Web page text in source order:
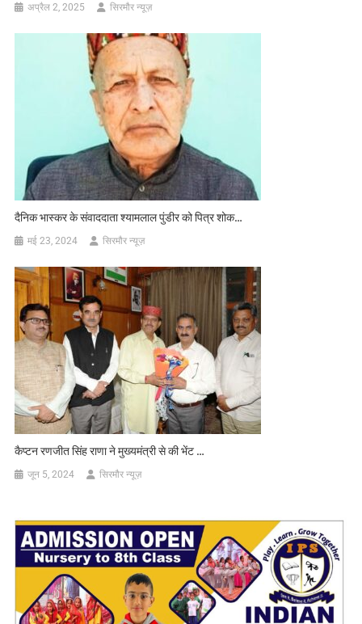
अप्रैल 2, 2025 सिरमौर न्यूज़
दैनिक भास्कर के संवाददाता श्यामलाल पुंडीर को पित्र शोक…
मई 23, 2024 सिरमौर न्यूज़
कैप्टन रणजीत सिंह राणा ने मुख्यमंत्री से की भेंट …
जून 5, 2024 सिरमौर न्यूज़